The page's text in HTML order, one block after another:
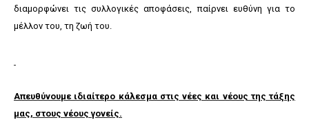
διαμορφώνει τις συλλογικές αποφάσεις, παίρνει ευθύνη για το
μέλλον του, τη ζωή του.
Απευθύνουμε ιδιαίτερο κάλεσμα στις νέες και νέους της τάξης
μας, στους νέους γονείς.